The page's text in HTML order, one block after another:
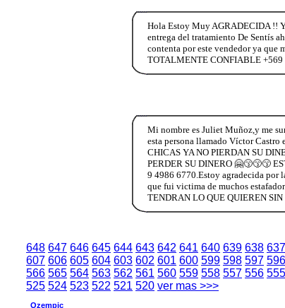
Hola Estoy Muy AGRADECIDA !!
entrega del tratamiento De Sentís
contenta por este vendedor ya que
TOTALMENTE CONFIABLE +569
Mi nombre es Juliet Muñoz,y me
esta persona llamado Víctor
CHICAS YA NO PIERDAN SU
PERDER SU DINERO 🤗😙😙😙
9 4986 6770.Estoy agradecida por
que fui victima de muchos
TENDRAN LO QUE QUIEREN
648 647 646 645 644 643 642 641 640 639 638 637
607 606 605 604 603 602 601 600 599 598 597 596
566 565 564 563 562 561 560 559 558 557 556 555
525 524 523 522 521 520 ver mas >>>
Ozempic